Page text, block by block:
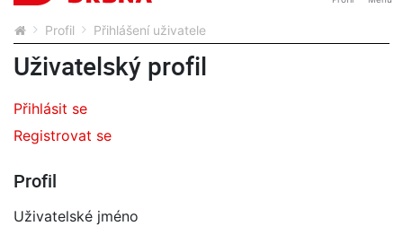
Profil Přihlášení uživatele
Uživatelský profil
Přihlásit se
Registrovat se
Profil
Uživatelské jméno